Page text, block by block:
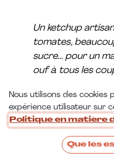
Un ketchup
tomates,
sucre... pour un
ouf à tous les
Nos
Tomates plein
français,
vinaigre de cidre de
Nous utilisons des cookies
expérience utilisateur sur
Politique en matière
Que les